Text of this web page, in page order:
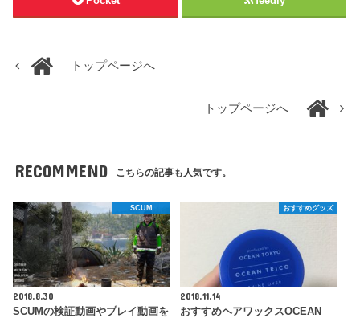
トップページへ
トップページへ
RECOMMEND こちらの記事も人気です。
SCUM
2018.8.30
SCUMの検証動画やプレイ動画を
おすすめグッズ
2018.11.14
おすすめヘアワックスOCEAN